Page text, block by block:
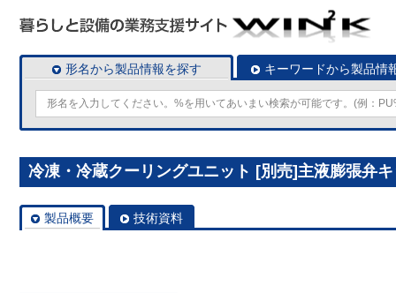
形名から製品情報を探す キーワードから製品情
冷凍・冷蔵クーリングユニット [別売]主液膨張弁
製品概要 技術資料